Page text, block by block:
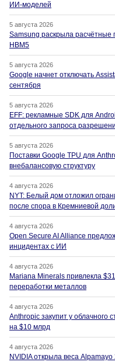
ИИ-моделей
5 августа 2026
Samsung раскрыла расчётные
HBM5
5 августа 2026
Google начнет отключать
сентября
5 августа 2026
EFF: рекламные SDK для
отдельного запроса
5 августа 2026
Поставки Google TPU для
внебалансовую структуру
4 августа 2026
NYT: Белый дом отложил
после спора в Кремниевой
4 августа 2026
Open Secure AI Alliance
инцидентах с ИИ
4 августа 2026
Mariana Minerals привлекла
переработки металлов
4 августа 2026
Anthropic закупит у облачного
на $10 млрд
4 августа 2026
NVIDIA открыла веса